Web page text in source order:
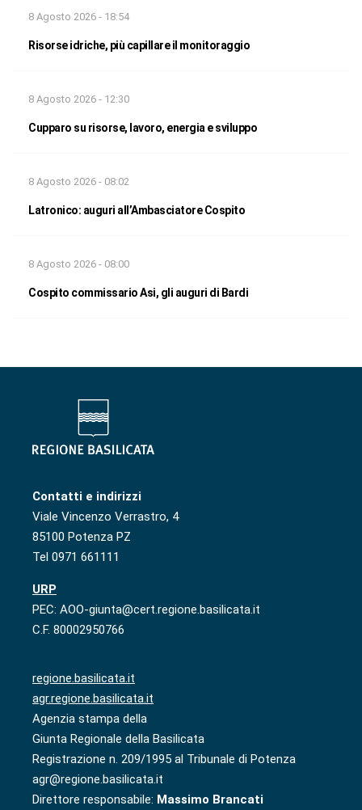
8 Agosto 2026 - 18:54
Risorse idriche, più capillare il monitoraggio
8 Agosto 2026 - 12:30
Cupparo su risorse, lavoro, energia e sviluppo
8 Agosto 2026 - 08:02
Latronico: auguri all’Ambasciatore Cospito
8 Agosto 2026 - 08:00
Cospito commissario Asi, gli auguri di Bardi
Contatti e indirizzi
Viale Vincenzo Verrastro, 4
85100 Potenza PZ
Tel 0971 661111
URP
PEC: AOO-giunta@cert.regione.basilicata.it
C.F. 80002950766
regione.basilicata.it
agr.regione.basilicata.it
Agenzia stampa della
Giunta Regionale della Basilicata
Registrazione n. 209/1995 al Tribunale di Potenza
agr@regione.basilicata.it
Direttore responsabile: Massimo Brancati